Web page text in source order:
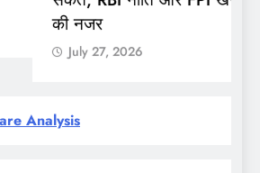
Analysis